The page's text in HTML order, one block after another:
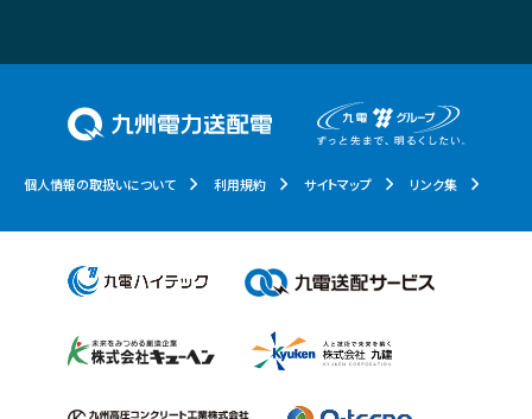
個人情報の取扱いについて 利用規約 サイトマップ リンク集